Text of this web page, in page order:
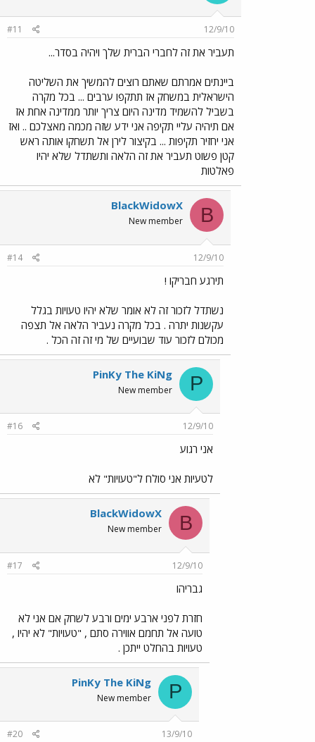
12/9/10
#11
תעביר את זה לחברי הברית שלך ויהיה בסדר...
ביינתים אמרתם שאתם רוצים להמשיך את השליטה
הישראלית במשחק אז תתקפו ערבים ... בכל מקרה
בשביל להשמיד מדינה היום צריך יותר ממדינה אחת אז
אם תיהיה עליי תקיפה אני ידע שזה מכמה מאצלכם .. ואז
אני יחזיר תקיפות ... בקיצור לירן אל תשחקו אותה ראש
קטן פשוט תעביר את זה הלאה ותשתדל שלא יהיו
פאלטות
B
BlackWidowX
New member
12/9/10
#14
תירגע חבריקו !
נשתדל לזכור זה לא אומר שלא יהיו טעויות בגלל
עקשנות יתרה . בכל מקרה נעביר הלאה אל תצפה
מכולם לזכור עוד שבועיים של מי זה זה הכל .
P
PinKy The KiNg
New member
12/9/10
#16
אני רגוע
לטעיות אני סולח ל"טעויות" לא
B
BlackWidowX
New member
12/9/10
#17
גבריהו
חזרת לפני ארבע ימים ורבע לשחק אם אני לא
טועה אל תחמם אווירה סתם , "טעויות" לא יהיו ,
טעויות בהחלט ייתכן .
P
PinKy The KiNg
New member
13/9/10
#20